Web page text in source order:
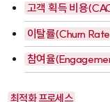
고객 획득 비용
이탈률(Churn
참여율
최적화 프로세스